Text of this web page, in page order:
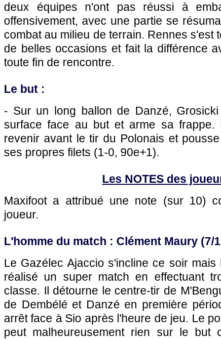
deux équipes n'ont pas réussi à
offensivement, avec une partie se
combat au milieu de terrain. Rennes s'est
de belles occasions et fait la différence
toute fin de rencontre.
Le but :
- Sur un long ballon de Danzé,
surface face au but et arme sa frappe.
revenir avant le tir du Polonais et
ses propres filets (1-0, 90e+1).
Les NOTES des
Maxifoot a attribué une note (sur 10)
joueur.
L'homme du match : Clément Maury (7/
Le Gazélec Ajaccio s'incline ce soir
réalisé un super match en effectuant
classe. Il détourne le centre-tir de
de Dembélé et Danzé en première
arrêt face à Sio après l'heure de jeu. Le
peut malheureusement rien sur le but